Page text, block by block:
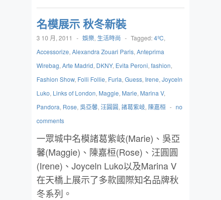
名模展示 秋冬新裝
3 10 月, 2011 - 娛樂, 生活時尚 - Tagged:4ºC,
Accessorize, Alexandra Zouari Paris, Anteprima
Wirebag, Arte Madrid, DKNY, Evita Peroni, fashion,
Fashion Show, Folli Follie, Furla, Guess, Irene, Joyceln
Luko, Links of London, Maggie, Marie, Marina V,
Pandora, Rose, 吳亞馨, 汪圓圓, 諸葛紫岐, 陳嘉桓 - no
comments
一眾城中名模諸葛紫岐(Marie)、吳亞
馨(Maggie)、陳嘉桓(Rose)、汪圓圓
(Irene)、Joyceln Luko以及Marina V
在天橋上展示了多款國際知名品牌秋
冬系列。